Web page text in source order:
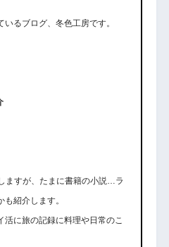
いるブログ、冬色工房です。
ますが、たまに書籍の小説…ラ
紹介します。
活に旅の記録に料理や日常のこ